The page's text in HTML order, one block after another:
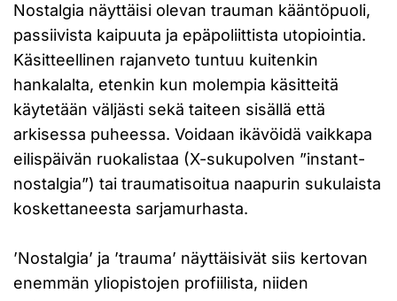
Nostalgia näyttäisi olevan trauman kääntöpuoli,
passiivista kaipuuta ja epäpoliittista utopiointia.
Käsitteellinen rajanveto tuntuu kuitenkin
hankalalta, etenkin kun molempia käsitteitä
käytetään väljästi sekä taiteen sisällä että
arkisessa puheessa. Voidaan ikävöidä vaikkapa
eilispäivän ruokalistaa (X-sukupolven ”instant-
nostalgia”) tai traumatisoitua naapurin sukulaista
koskettaneesta sarjamurhasta.
’Nostalgia’ ja ’trauma’ näyttäisivät siis kertovan
enemmän yliopistojen profiilista, niiden